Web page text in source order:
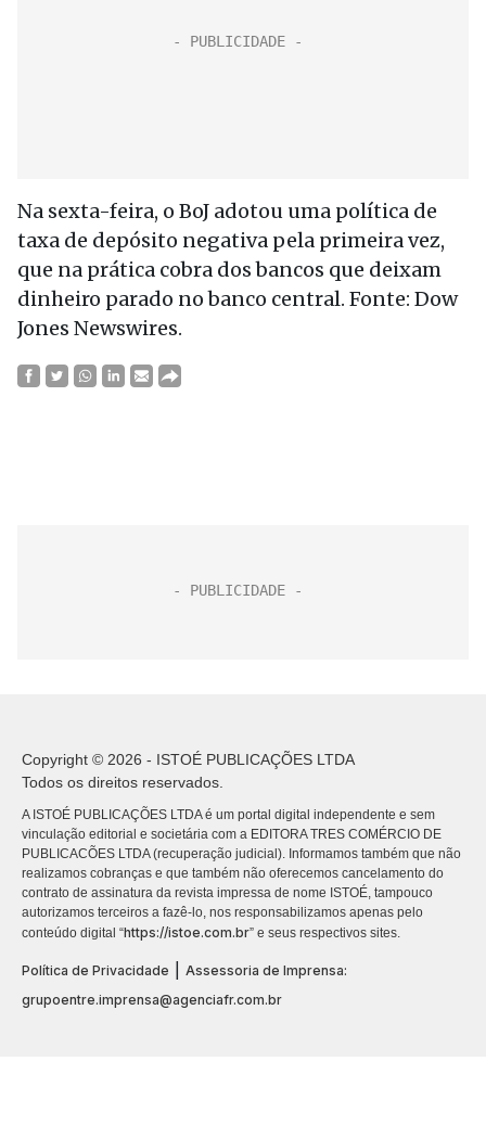
Na sexta-feira, o BoJ adotou uma política de
taxa de depósito negativa pela primeira vez,
que na prática cobra dos bancos que deixam
dinheiro parado no banco central. Fonte: Dow
Jones Newswires.
Copyright © 2026 - ISTOÉ PUBLICAÇÕES LTDA
Todos os direitos reservados.
A ISTOÉ PUBLICAÇÕES LTDA é um portal digital independente e sem
vinculação editorial e societária com a EDITORA TRES COMÉRCIO DE
PUBLICACÕES LTDA (recuperação judicial). Informamos também que não
realizamos cobranças e que também não oferecemos cancelamento do
contrato de assinatura da revista impressa de nome ISTOÉ, tampouco
autorizamos terceiros a fazê-lo, nos responsabilizamos apenas pelo
conteúdo digital “https://istoe.com.br” e seus respectivos sites.
Política de Privacidade
Assessoria de Imprensa:
grupoentre.imprensa@agenciafr.com.br